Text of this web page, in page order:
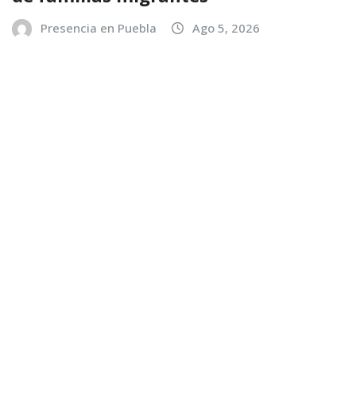
Presencia en Puebla Ago 5, 2026